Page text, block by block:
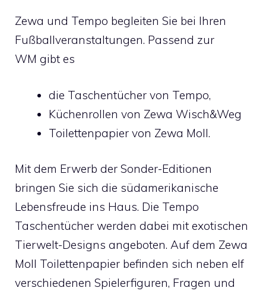
Zewa und Tempo begleiten Sie bei Ihren
Fußballveranstaltungen. Passend zur
WM gibt es
die Taschentücher von Tempo,
Küchenrollen von Zewa Wisch&Weg
Toilettenpapier von Zewa Moll.
Mit dem Erwerb der Sonder-Editionen
bringen Sie sich die südamerikanische
Lebensfreude ins Haus. Die Tempo
Taschentücher werden dabei mit exotischen
Tierwelt-Designs angeboten. Auf dem Zewa
Moll Toilettenpapier befinden sich neben elf
verschiedenen Spielerfiguren, Fragen und